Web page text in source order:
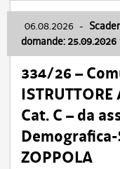
06.08.2026 -
domande: 25.09.2026
334/26 –
Cat. C – da
ZOPPOLA